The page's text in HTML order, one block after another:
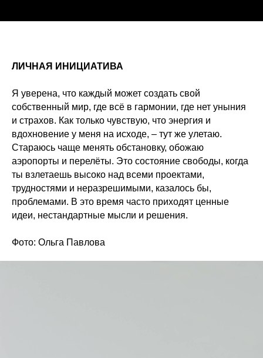
ЛИЧНАЯ ИНИЦИАТИВА
Я уверена, что каждый может создать свой
собственный мир, где всё в гармонии, где нет уныния
и страхов. Как только чувствую, что энергия и
вдохновение у меня на исходе, – тут же улетаю.
Стараюсь чаще менять обстановку, обожаю
аэропорты и перелёты. Это состояние свободы, когда
ты взлетаешь высоко над всеми проектами,
трудностями и неразрешимыми, казалось бы,
проблемами. В это время часто приходят ценные
идеи, нестандартные мысли и решения.
Фото: Ольга Павлова